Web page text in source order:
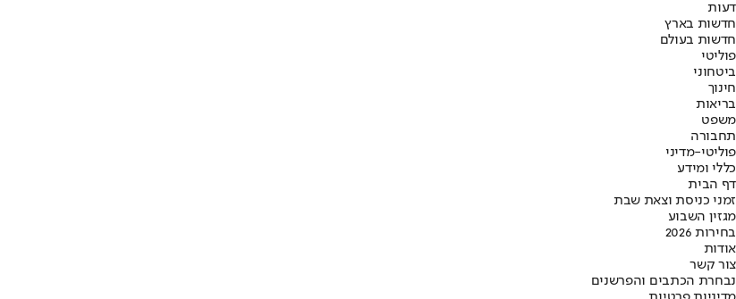
דעות
חדשות בארץ
חדשות בעולם
פוליטי
ביטחוני
חינוך
בריאות
משפט
תחבורה
פוליטי-מדיני
כללי ומידע
דף הבית
זמני כניסת וצאת שבת
מגזין השבוע
בחירות 2026
אודות
צור קשר
נבחרת הכתבים והפרשנים